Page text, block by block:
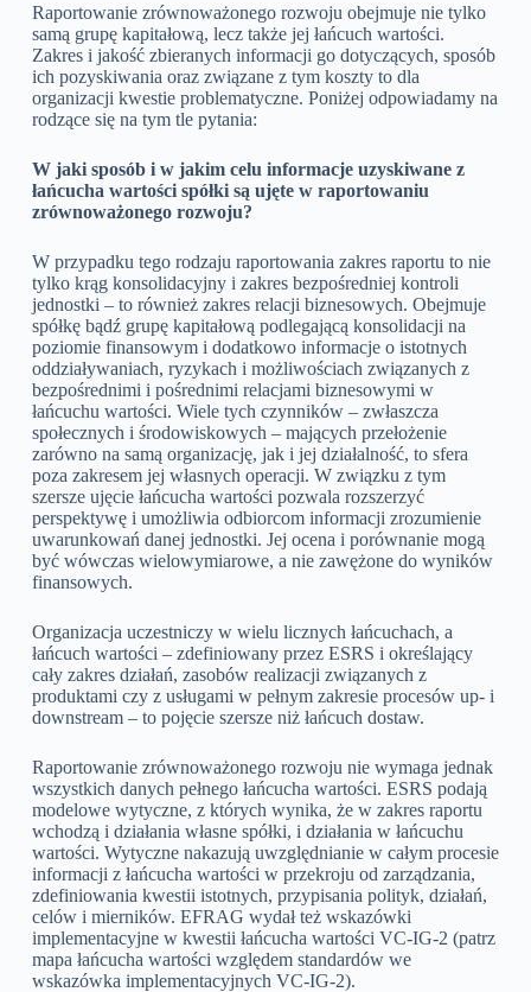
Raportowanie zrównoważonego rozwoju obejmuje nie tylko
samą grupę kapitałową, lecz także jej łańcuch wartości.
Zakres i jakość zbieranych informacji go dotyczących, sposób
ich pozyskiwania oraz związane z tym koszty to dla
organizacji kwestie problematyczne. Poniżej odpowiadamy na
rodzące się na tym tle pytania:
W jaki sposób i w jakim celu informacje uzyskiwane z
łańcucha wartości spółki są ujęte w raportowaniu
zrównoważonego rozwoju?
W przypadku tego rodzaju raportowania zakres raportu to nie
tylko krąg konsolidacyjny i zakres bezpośredniej kontroli
jednostki – to również zakres relacji biznesowych. Obejmuje
spółkę bądź grupę kapitałową podlegającą konsolidacji na
poziomie finansowym i dodatkowo informacje o istotnych
oddziaływaniach, ryzykach i możliwościach związanych z
bezpośrednimi i pośrednimi relacjami biznesowymi w
łańcuchu wartości. Wiele tych czynników – zwłaszcza
społecznych i środowiskowych – mających przełożenie
zarówno na samą organizację, jak i jej działalność, to sfera
poza zakresem jej własnych operacji. W związku z tym
szersze ujęcie łańcucha wartości pozwala rozszerzyć
perspektywę i umożliwia odbiorcom informacji zrozumienie
uwarunkowań danej jednostki. Jej ocena i porównanie mogą
być wówczas wielowymiarowe, a nie zawężone do wyników
finansowych.
Organizacja uczestniczy w wielu licznych łańcuchach, a
łańcuch wartości – zdefiniowany przez ESRS i określający
cały zakres działań, zasobów realizacji związanych z
produktami czy z usługami w pełnym zakresie procesów up- i
downstream – to pojęcie szersze niż łańcuch dostaw.
Raportowanie zrównoważonego rozwoju nie wymaga jednak
wszystkich danych pełnego łańcucha wartości. ESRS podają
modelowe wytyczne, z których wynika, że w zakres raportu
wchodzą i działania własne spółki, i działania w łańcuchu
wartości. Wytyczne nakazują uwzględnianie w całym procesie
informacji z łańcucha wartości w przekroju od zarządzania,
zdefiniowania kwestii istotnych, przypisania polityk, działań,
celów i mierników. EFRAG wydał też wskazówki
implementacyjne w kwestii łańcucha wartości VC-IG-2 (patrz
mapa łańcucha wartości względem standardów we
wskazówka implementacyjnych VC-IG-2).